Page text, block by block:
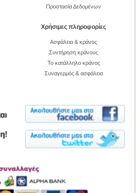
Προστασία Δεδομένων
Χρήσιμες πληροφορίες
Ασφάλεια & κράνος
Συντήρηση κράνους
Το κατάλληλο κράνος
Συναγερμός & ασφάλεια